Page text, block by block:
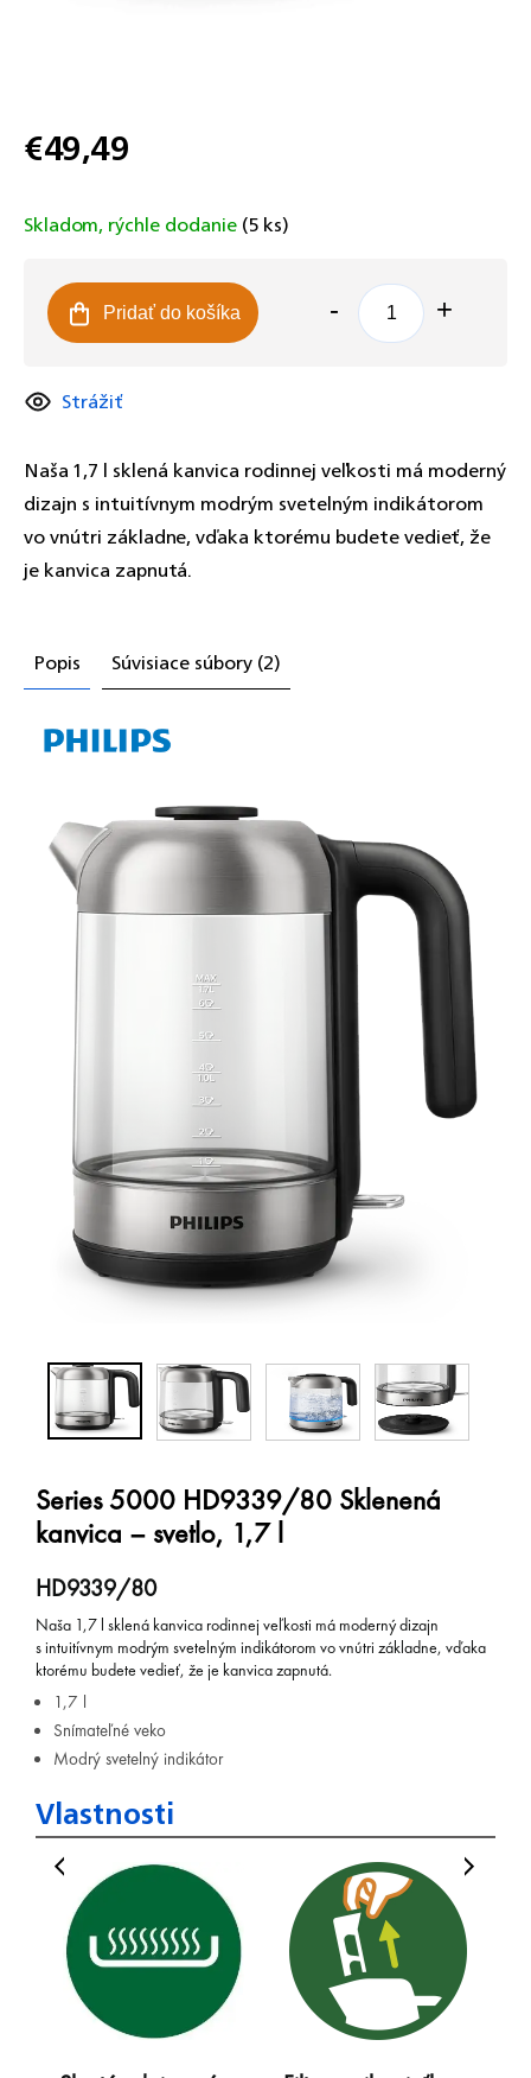
€49,49
cena:
Skladom, rýchle dodanie(5 ks)
Pridať do košíka
Naša 1,7 l sklená kanvica rodinnej veľkosti má moderný
dizajn s intuitívnym modrým svetelným indikátorom
vo vnútri základne, vďaka ktorému budete vedieť, že
je kanvica zapnutá.
Strážiť
Popis Súvisiace súbory (2)
Series 5000 HD9339/80 Sklenená
kanvica – svetlo, 1,7 l
HD9339/80
Naša 1,7 l sklená kanvica rodinnej veľkosti má moderný dizajn
s intuitívnym modrým svetelným indikátorom vo vnútri základne, vďaka
ktorému budete vedieť, že je kanvica zapnutá.
1,7 l
Snímateľné veko
Modrý svetelný indikátor
Vlastnosti